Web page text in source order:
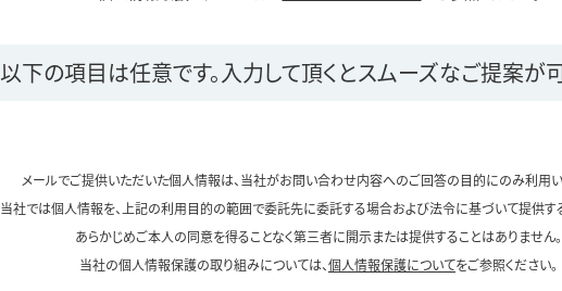
以下の項目は任意です。入力して頂くとスムーズなご提案が
メールでご提供いただいた個人情報は、当社がお問い合わせ内容へのご回答の目的にのみ利用い
当社では個人情報を、上記の利用目的の範囲で委託先に委託する場合および法令に基づいて提供す
あらかじめご本人の同意を得ることなく第三者に開示または提供することはありません。
当社の個人情報保護の取り組みについては、個人情報保護についてをご参照ください。